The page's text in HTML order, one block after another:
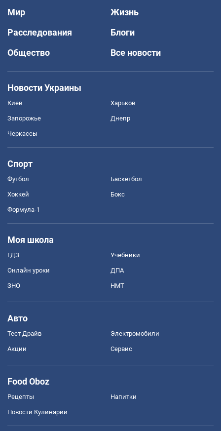
Мир
Жизнь
Расследования
Блоги
Общество
Все новости
Новости Украины
Киев Харьков
Запорожье Днепр
Черкассы
Спорт
Футбол Баскетбол
Хоккей Бокс
Формула-1
Моя школа
ГДЗ Учебники
Онлайн уроки ДПА
ЗНО НМТ
Авто
Тест Драйв Электромобили
Акции Сервис
Food Oboz
Рецепты Напитки
Новости Кулинарии